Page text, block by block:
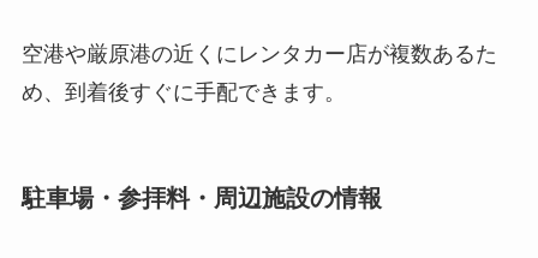
空港や厳原港の近くにレンタカー店が複数あるた
め、到着後すぐに手配できます。
駐車場・参拝料・周辺施設の情報